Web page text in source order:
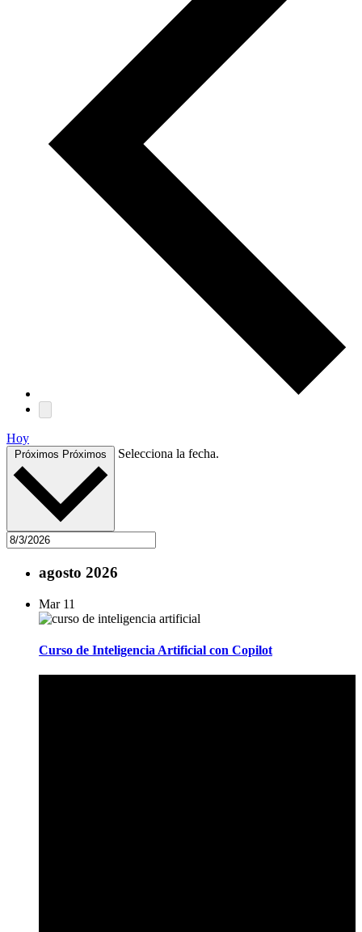
Hoy
Próximos Próximos Selecciona la fecha.
agosto 2026
Mar 11
Curso de Inteligencia Artificial con Copilot